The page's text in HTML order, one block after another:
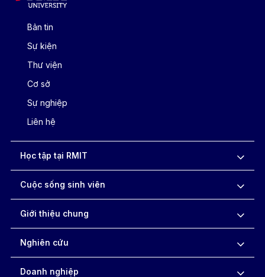
Bản tin
Sự kiện
Thư viện
Cơ sở
Sự nghiệp
Liên hệ
Học tập tại RMIT
Cuộc sống sinh viên
Giới thiệu chung
Nghiên cứu
Doanh nghiệp